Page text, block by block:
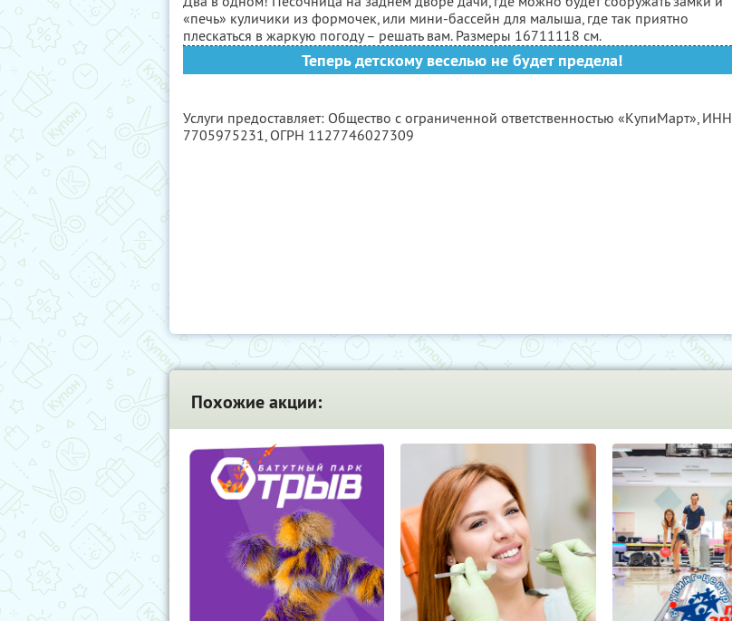
«печь» куличики из формочек, или мини-бассейн для малыша, где так приятно
плескаться в жаркую погоду – решать вам. Размеры 16711118 см.
Теперь детскому веселью не будет предела!
Услуги предоставляет: Общество с ограниченной ответственностью «КупиМарт», ИНН
7705975231, ОГРН 1127746027309
Похожие акции: